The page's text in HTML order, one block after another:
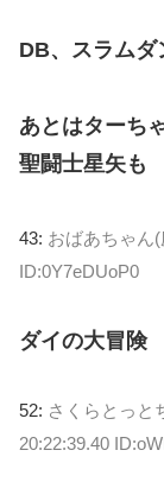
DB、スラムダ
あとはターち
聖闘士星矢も
43: おばあちゃん
ID:0Y7eDUoP0
ダイの大冒険
52: さくらとっと
20:22:39.40